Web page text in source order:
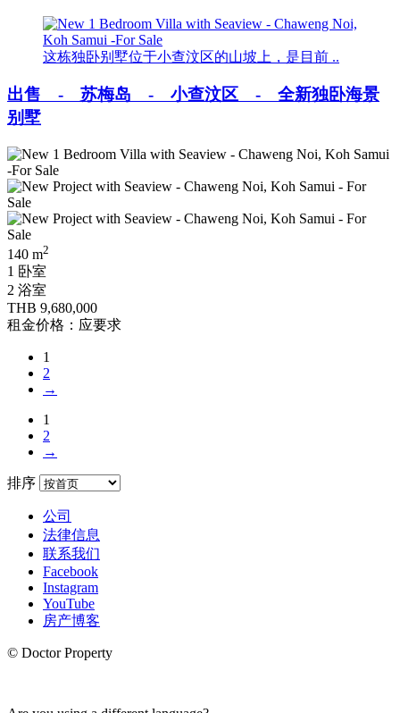
这栋独卧别墅位于小查汶区的山坡上，是目前 ..
出售 - 苏梅岛 - 小查汶区 - 全新独卧海景
别墅
140 m2
1 卧室
2 浴室
THB 9,680,000
租金价格：应要求
1
2
→
1
2
→
排序
公司
法律信息
联系我们
Facebook
Instagram
YouTube
房产博客
© Doctor Property